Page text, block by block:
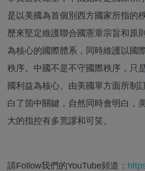
是以美國為首個別西方國家所指的
歷來堅定維護聯合國憲章宗旨和原
為核心的國際體系，同時維護以國
秩序。中國不是不守國際秩序，只
國利益為核心、由美國單方面所制
白了箇中關鍵，自然同時會明白，
大的指控有多荒謬和可笑。​
請Follow我們的YouTube頻道：